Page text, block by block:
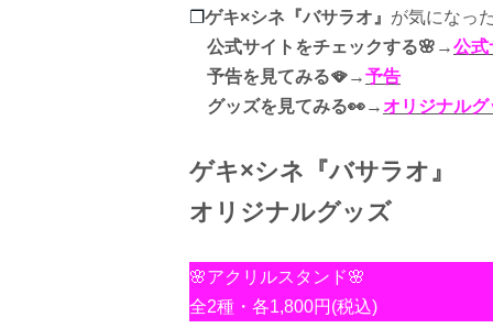
❐ゲキ×シネ『バサラオ』 が気になっ
公式サイトをチェックする🌸 →公式
予告を見てみる🪭→予告
グッズを見てみる👀→ オリジナルグ
ゲキ×シネ『バサラオ』
オリジナルグッズ
🌸アクリルスタンド🌸
全2種・各1,800円(税込)